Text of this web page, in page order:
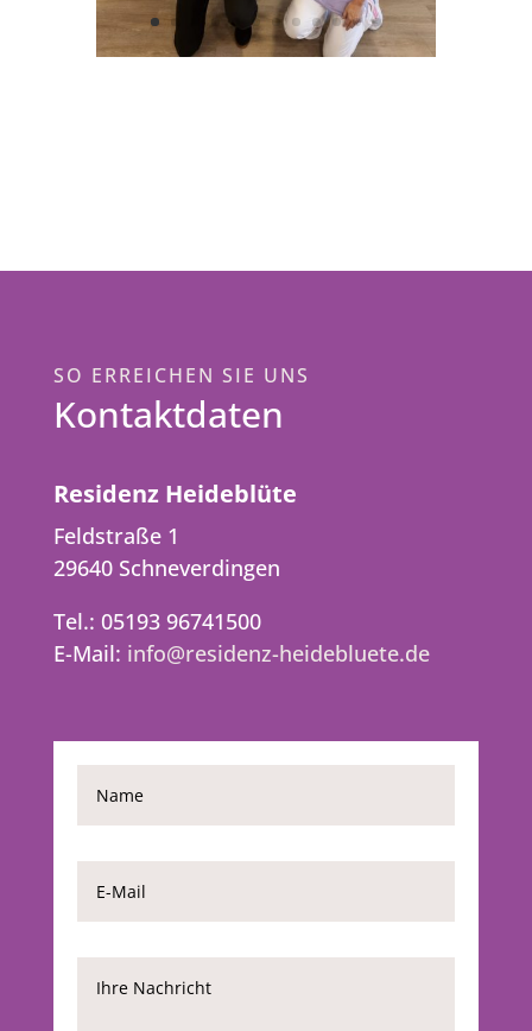
SO ERREICHEN SIE UNS
Kontaktdaten
Residenz Heideblüte
Feldstraße 1
29640 Schneverdingen
Tel.: 05193 96741500
E-Mail: info@residenz-heidebluete.de